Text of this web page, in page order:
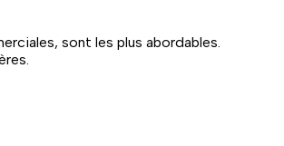
sont les plus abordables.